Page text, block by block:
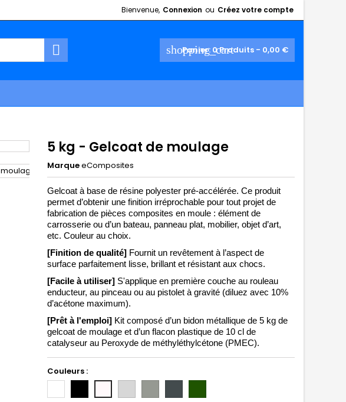
Bienvenue, Connexion ou Créez votre compte
shopping_cart
Panier: 0Produits - 0,00 €

5 kg - Gelcoat de moulage
MarqueeComposites
Gelcoat à base de résine polyester pré-accélérée. Ce produit
permet d’obtenir une finition irréprochable pour tout projet de
fabrication de pièces composites en moule : élément de
carrosserie ou d’un bateau, panneau plat, mobilier, objet d’art,
etc. Couleur au choix.
[Finition de qualité] Fournit un revêtement à l’aspect de
surface parfaitement lisse, brillant et résistant aux chocs.
[Facile à utiliser] S'applique en première couche au rouleau
enducteur, au pinceau ou au pistolet à gravité (diluez avec 10%
d’acétone maximum).
[Prêt à l'emploi] Kit composé d’un bidon métallique de 5 kg de
gelcoat de moulage et d’un flacon plastique de 10 cl de
catalyseur au Peroxyde de méthyléthylcétone (PMEC).
Couleurs :
clair
moyenfoncé 6020